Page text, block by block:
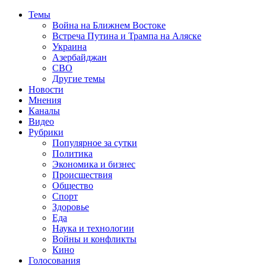
Темы
Война на Ближнем Востоке
Встреча Путина и Трампа на Аляске
Украина
Азербайджан
СВО
Другие темы
Новости
Мнения
Каналы
Видео
Рубрики
Популярное за сутки
Политика
Экономика и бизнес
Происшествия
Общество
Спорт
Здоровье
Еда
Наука и технологии
Войны и конфликты
Кино
Голосования